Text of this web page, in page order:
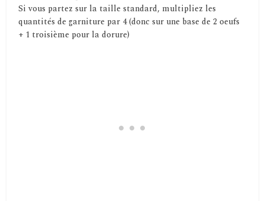
Si vous partez sur la taille standard, multipliez les
quantités de garniture par 4 (donc sur une base de 2 oeufs
+ 1 troisième pour la dorure)